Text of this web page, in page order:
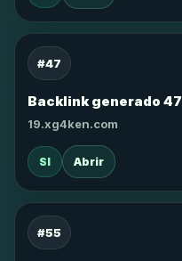
#47
Backlink generado 47
19.xg4ken.com
SI Abrir
#55